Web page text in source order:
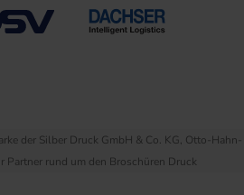
der Silber Druck GmbH & Co. KG, Otto-Hahn-
rund um den Broschüren Druck